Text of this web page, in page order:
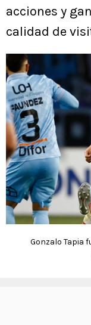
acciones y
calidad de
Gonzalo Tapia